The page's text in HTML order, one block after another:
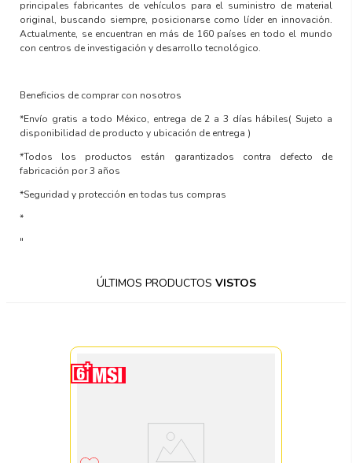
principales fabricantes de vehículos para el suministro de material
original, buscando siempre, posicionarse como líder en innovación.
Actualmente, se encuentran en más de 160 países en todo el mundo
con centros de investigación y desarrollo tecnológico.
Beneficios de comprar con nosotros
*Envío gratis a todo México, entrega de 2 a 3 días hábiles( Sujeto a
disponibilidad de producto y ubicación de entrega )
*Todos los productos están garantizados contra defecto de
fabricación por 3 años
*Seguridad y protección en todas tus compras
*
"
ÚLTIMOS PRODUCTOS VISTOS